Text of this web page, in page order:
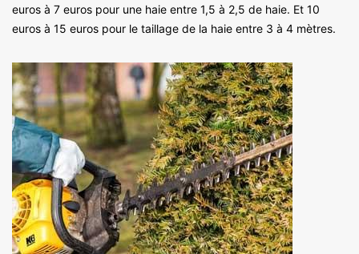
euros à 7 euros pour une haie entre 1,5 à 2,5 de haie. Et 10
euros à 15 euros pour le taillage de la haie entre 3 à 4 mètres.